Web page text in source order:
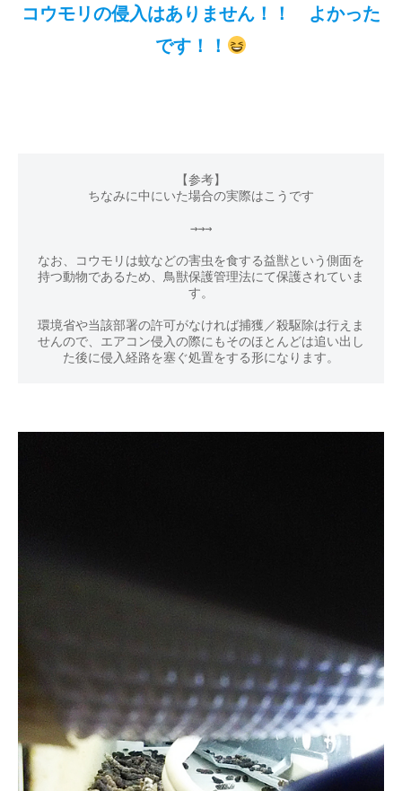
コウモリの侵入はありません！！ よかった
です！！
【参考】
ちなみに中にいた場合の実際はこうです
→→→
なお、コウモリは蚊などの害虫を食する益獣という側面を
持つ動物であるため、鳥獣保護管理法にて保護されていま
す。
環境省や当該部署の許可がなければ捕獲／殺駆除は行えま
せんので、エアコン侵入の際にもそのほとんどは追い出し
た後に侵入経路を塞ぐ処置をする形になります。